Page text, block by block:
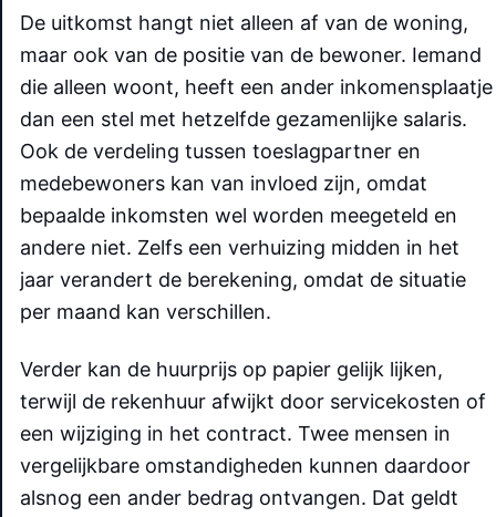
De uitkomst hangt niet alleen af van de woning,
maar ook van de positie van de bewoner. Iemand
die alleen woont, heeft een ander inkomensplaatje
dan een stel met hetzelfde gezamenlijke salaris.
Ook de verdeling tussen toeslagpartner en
medebewoners kan van invloed zijn, omdat
bepaalde inkomsten wel worden meegeteld en
andere niet. Zelfs een verhuizing midden in het
jaar verandert de berekening, omdat de situatie
per maand kan verschillen.
Verder kan de huurprijs op papier gelijk lijken,
terwijl de rekenhuur afwijkt door servicekosten of
een wijziging in het contract. Twee mensen in
vergelijkbare omstandigheden kunnen daardoor
alsnog een ander bedrag ontvangen. Dat geldt